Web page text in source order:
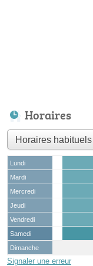
Horaires
Lundi
Mardi
Mercredi
Jeudi
Vendredi
Samedi
Dimanche
Signaler une erreur